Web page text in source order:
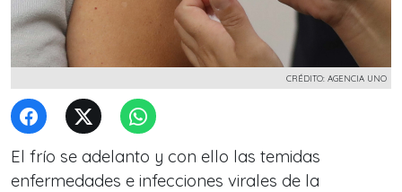
CRÉDITO: AGENCIA UNO
El frío se adelanto y con ello las temidas
enfermedades e infecciones virales de la